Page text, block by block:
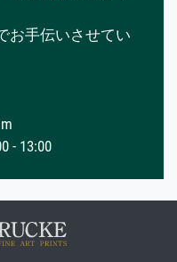
お手伝いさせてい
- 13:00